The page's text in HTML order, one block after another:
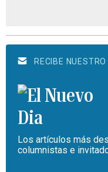
RECIBE
Los artículos más
columnistas e